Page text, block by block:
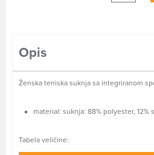
Opis
Ženska teniska suknja sa integriranom
material: suknja: 88% polyester, 12%
Tabela veličine: